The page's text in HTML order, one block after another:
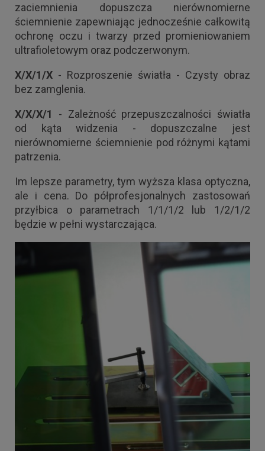
zaciemnienia dopuszcza nierównomierne
ściemnienie zapewniając jednocześnie całkowitą
ochronę oczu i twarzy przed promieniowaniem
ultrafioletowym oraz podczerwonym.
X/X/1/X - Rozproszenie światła - Czysty obraz
bez zamglenia.
X/X/X/1
- Zależność przepuszczalności światła
od kąta widzenia - dopuszczalne jest
nierównomierne ściemnienie pod różnymi kątami
patrzenia.
Im lepsze parametry, tym wyższa klasa optyczna,
ale i cena. Do półprofesjonalnych zastosowań
przyłbica o parametrach 1/1/1/2 lub 1/2/1/2
będzie w pełni wystarczająca.